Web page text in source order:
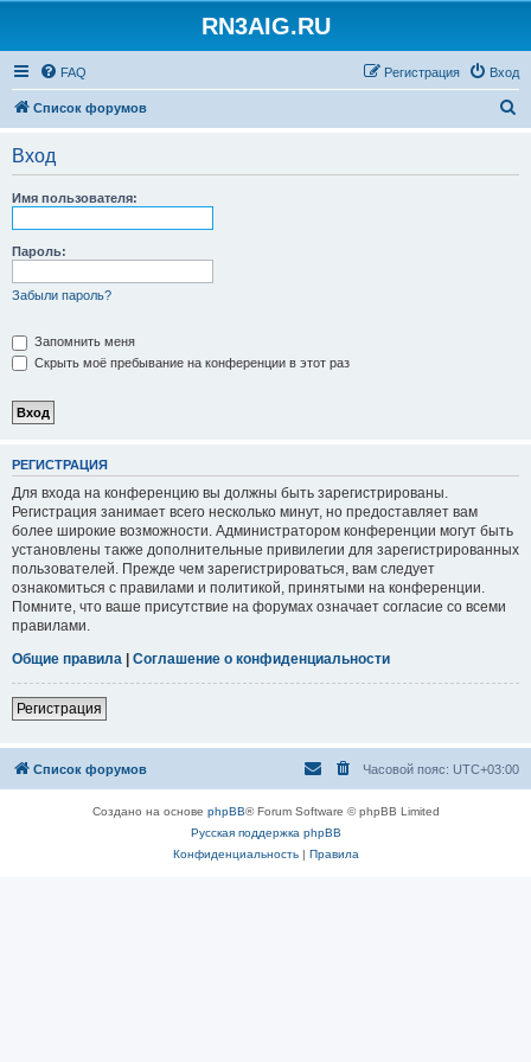
RN3AIG.RU
FAQ Вход
Регистрация
Список форумов
Вход
Имя пользователя:
Пароль:
Забыли пароль?
Запомнить меня
Скрыть моё пребывание на конференции в этот раз
РЕГИСТРАЦИЯ
Для входа на конференцию вы должны быть зарегистрированы.
Регистрация занимает всего несколько минут, но предоставляет вам
более широкие возможности. Администратором конференции могут быть
установлены также дополнительные привилегии для зарегистрированных
пользователей. Прежде чем зарегистрироваться, вам следует
ознакомиться с правилами и политикой, принятыми на конференции.
Помните, что ваше присутствие на форумах означает согласие со всеми
правилами.
Общие правила | Соглашение о конфиденциальности
Регистрация
Список форумов Часовой пояс: UTC+03:00
Создано на основе phpBB® Forum Software © phpBB Limited
Русская поддержка phpBB
Конфиденциальность| Правила